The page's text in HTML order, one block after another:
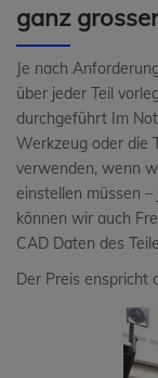
ganz
Je nach
über jeder Teil
durchgeführt Im
Werkzeug oder die
verwenden, wenn
einstellen müssen
können wir auch
CAD Daten des
Der Preis enspricht